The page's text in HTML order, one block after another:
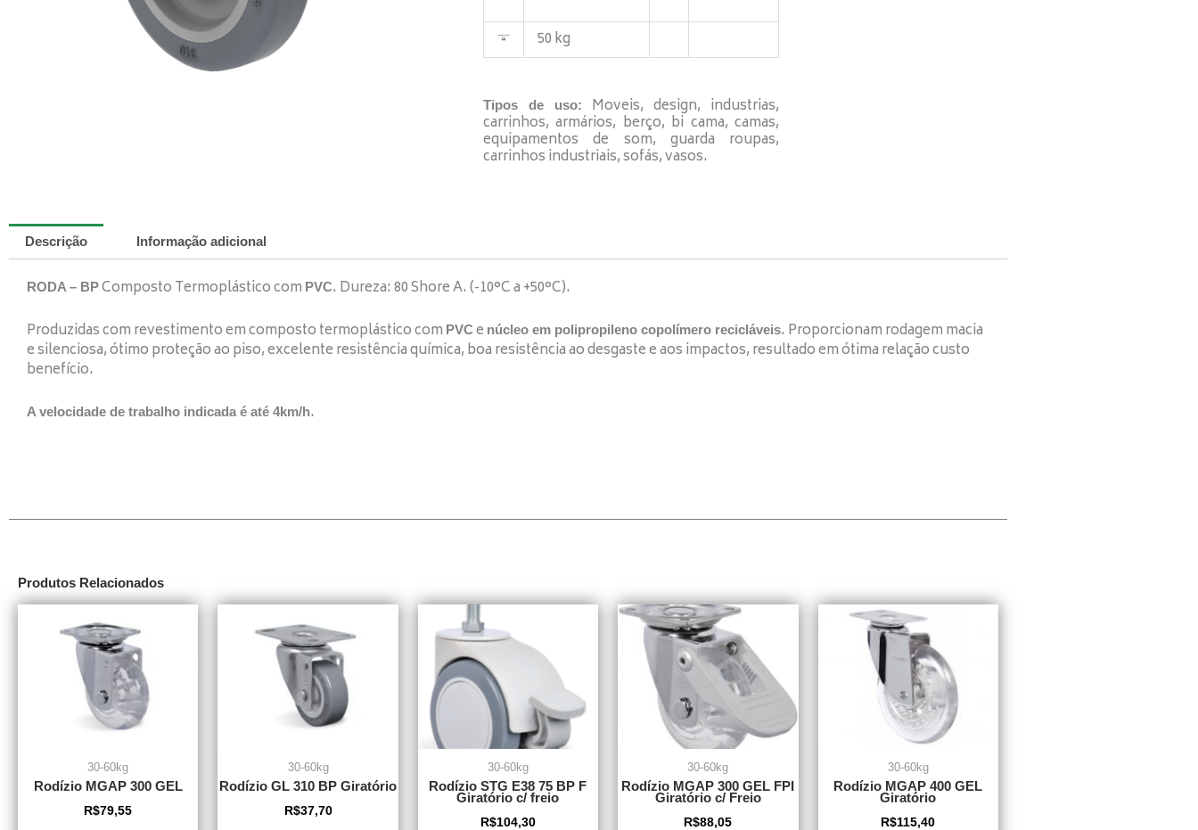
50 kg
Tipos de uso: Moveis, design, industrias,
carrinhos, armários, berço, bi cama, camas,
equipamentos de som, guarda roupas,
carrinhos industriais, sofás, vasos.
Descrição Informação adicional
RODA – BPComposto Termoplástico com PVC. Dureza: 80 Shore A. (-10°C a +50°C).
Produzidas com revestimento em composto termoplástico com PVC e núcleo em polipropileno copolímero recicláveis. Proporcionam rodagem macia
e silenciosa, ótimo proteção ao piso, excelente resistência química, boa resistência ao desgaste e aos impactos, resultado em ótima relação custo
benefício.
A velocidade de trabalho indicada é até 4km/h.
Produtos Relacionados
30-60kg
Rodízio MGAP 300 GEL
R$79,55
30-60kg
Rodízio GL 310 BP Giratório
R$37,70
30-60kg
Rodízio STG E38 75 BP F
Giratório c/ freio
R$104,30
30-60kg
Rodízio MGAP 300 GEL FPI
Giratório c/ Freio
R$88,05
30-60kg
Rodízio MGAP 400 GEL
Giratório
R$115,40